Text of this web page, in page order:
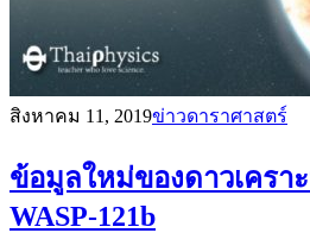
สิงหาคม 11, 2019ข่าวดาราศาสตร์
ข้อมูลใหม่ของดาวเครา
WASP-121b